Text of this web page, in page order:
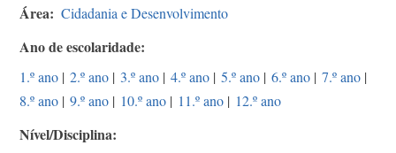
Área Cidadania e Desenvolvimento
Ano de escolaridade
1.º ano | 2.º ano | 3.º ano | 4.º ano | 5.º ano | 6.º ano | 7.º ano |
8.º ano | 9.º ano | 10.º ano | 11.º ano | 12.º ano
Nível/Disciplina